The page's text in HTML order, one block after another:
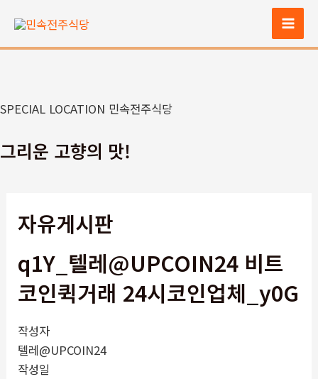
츠
너
기
Main
SPECIAL LOCATION 민속전주식당
그리운 고향의 맛!
자유게시판
q1Y_텔레@UPCOIN24 비트
코인퀵거래 24시코인업체_y0G
작성자
텔레@UPCOIN24
작성일